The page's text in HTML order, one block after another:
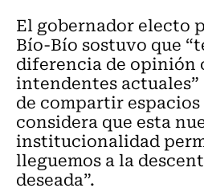
El gobernador electo
Bío-Bío sostuvo que
diferencia de opinión
intendentes
de compartir
considera que esta
institucionalidad
lleguemos a la
deseada”.